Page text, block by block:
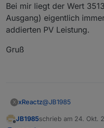
Es scheint keine
Leistung zu geben.
PV2 einfach
Bei mir liegt der Wert
Ausgang) eigentlich
addierten PV Leistung.
Gruß
X xReactz@JB1985
Super deine
JB1985schrieb am 24. Okt.
zuletzt editiert von